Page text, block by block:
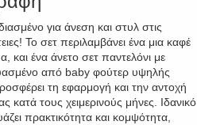
για άνεση και στυλ στις
Το σετ περιλαμβάνει ένα μια καφέ
ένα άνετο σετ παντελόνι με
από baby φούτερ υψηλής
τη εφαρμογή και την αντοχή
κατά τους χειμερινούς μήνες. Ιδανικό
πρακτικότητα και κομψότητα,